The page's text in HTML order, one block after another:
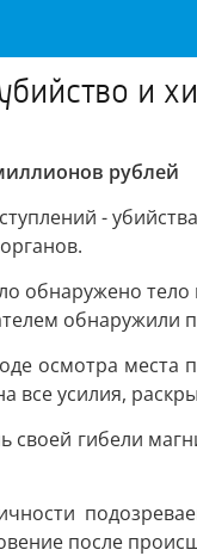
и
рублей
-
обнаружено
осмотра
усилия,
гибели
после